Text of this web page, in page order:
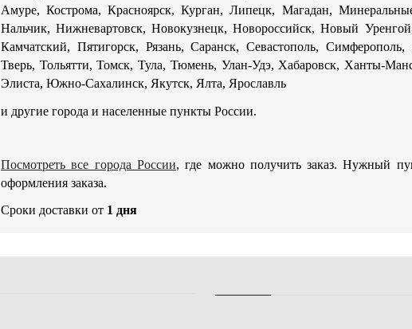
Амуре, Кострома, Красноярск, Курган, Липецк, Магадан,
Нальчик, Нижневартовск, Новокузнецк, Новороссийск, Новый
Камчатский, Пятигорск, Рязань, Саранск, Севастополь,
Тверь, Тольятти, Томск, Тула, Тюмень, Улан-Удэ, Хабаровск, Ханты-
Элиста, Южно-Сахалинск, Якутск, Ялта, Ярославль
и другие города и населенные пункты России.
Посмотреть все города России, где можно получить заказ. Нужный
оформления заказа.
Сроки доставки от 1 дня